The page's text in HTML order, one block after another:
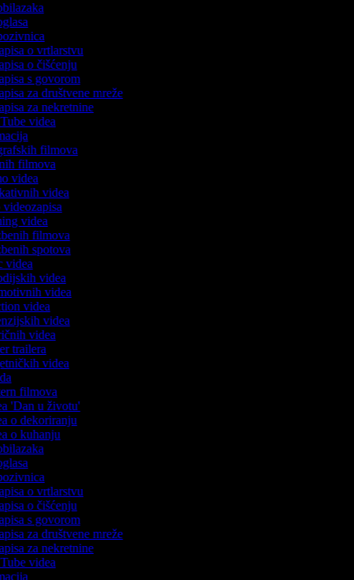
o vrtlarstvu
o čišćenju
s govorom
za društvene mreže
za nekretnine
videa
filmova
filmova
videa
videa
videozapisa
videa
filmova
spotova
videa
videa
videa
videa
videa
videa
trailera
videa
filmova
'Dan u životu'
o dekoriranju
o kuhanju
o vrtlarstvu
o čišćenju
s govorom
za društvene mreže
za nekretnine
videa